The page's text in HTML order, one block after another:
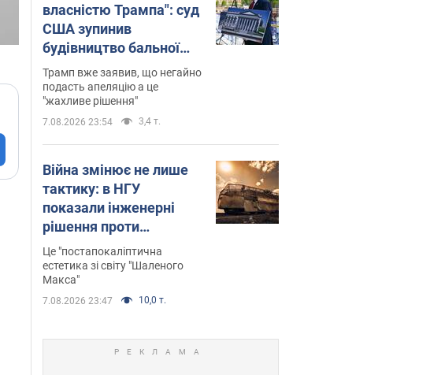
власністю Трампа": суд
США зупинив
будівництво бальної
зали за $400 млн
Трамп вже заявив, що негайно
подасть апеляцію а це
"жахливе рішення"
7.08.2026 23:54 3,4 т.
Війна змінює не лише
тактику: в НГУ
показали інженерні
рішення проти
російських FPV-дронів.
Фото
Це "постапокаліптична
естетика зі світу "Шаленого
Макса"
7.08.2026 23:47 10,0 т.